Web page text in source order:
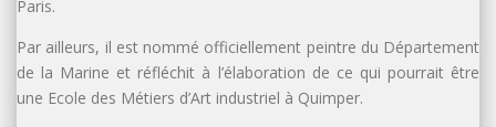
Paris.
Par ailleurs, il est nommé officiellement peintre du Département
de la Marine et réfléchit à l’élaboration de ce qui pourrait être
une Ecole des Métiers d’Art industriel à Quimper.